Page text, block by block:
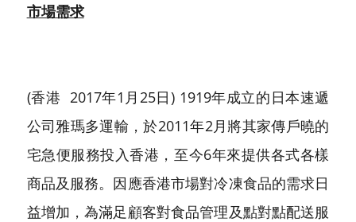
市場需求
(香港  2017年1月25日) 1919年成立的日本速遞
公司雅瑪多運輸，於2011年2月將其家傳戶曉的
宅急便服務投入香港，至今6年來提供各式各樣
商品及服務。因應香港市場對冷凍食品的需求日
益增加，為滿足顧客對食品管理及點對點配送服